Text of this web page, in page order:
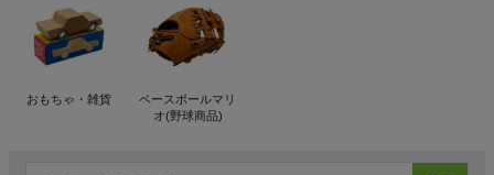
おもちゃ・雑貨
ベースボールマリ
オ(野球商品)